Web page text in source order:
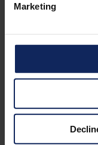
Marketing
Depósito de
Depósito de